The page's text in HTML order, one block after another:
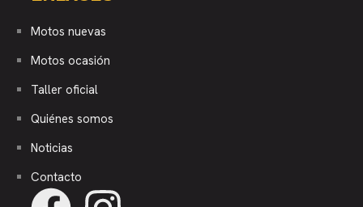
Motos nuevas
Motos ocasión
Taller oficial
Quiénes somos
Noticias
Contacto